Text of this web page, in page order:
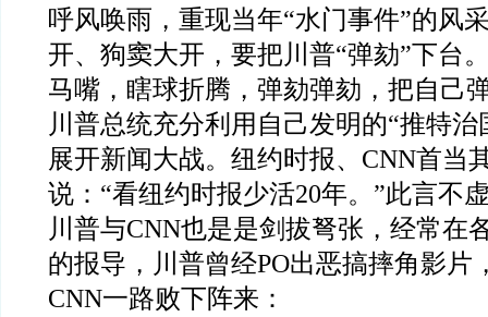
呼风唤雨，重现当年“水门事件”的风
开、狗窦大开，要把川普“弹劾”下台
马嘴，瞎球折腾，弹劾弹劾，把自己
川普总统充分利用自己发明的“推特
展开新闻大战。纽约时报、CNN首当
说：“看纽约时报少活20年。”此言不
川普与CNN也是是剑拔弩张，经常在
的报导，川普曾经PO出恶搞摔角影片
CNN一路败下阵来：